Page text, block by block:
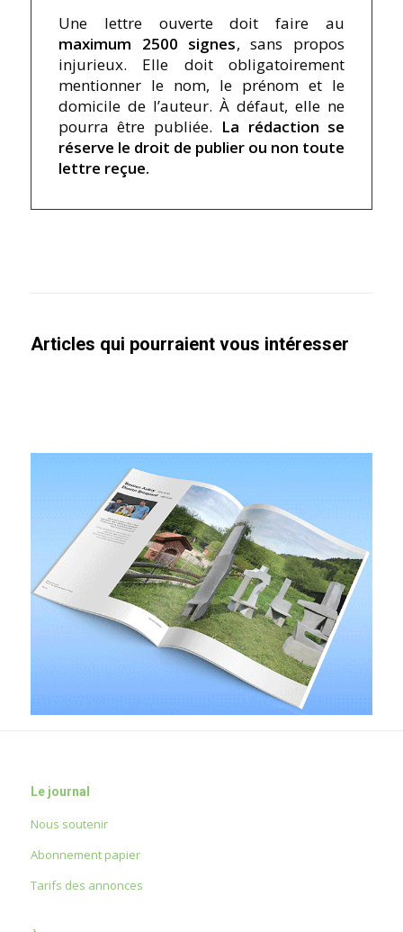
Une lettre ouverte doit faire au
maximum 2500 signes, sans propos
injurieux. Elle doit obligatoirement
mentionner le nom, le prénom et le
domicile de l’auteur. À défaut, elle ne
pourra être publiée. La rédaction se
réserve le droit de publier ou non toute
lettre reçue.
Articles qui pourraient vous intéresser
Le journal
Nous soutenir
Abonnement papier
Tarifs des annonces